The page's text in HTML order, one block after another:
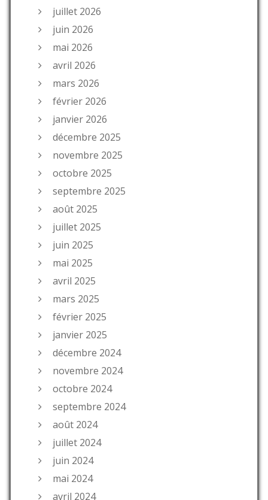
juillet 2026
juin 2026
mai 2026
avril 2026
mars 2026
février 2026
janvier 2026
décembre 2025
novembre 2025
octobre 2025
septembre 2025
août 2025
juillet 2025
juin 2025
mai 2025
avril 2025
mars 2025
février 2025
janvier 2025
décembre 2024
novembre 2024
octobre 2024
septembre 2024
août 2024
juillet 2024
juin 2024
mai 2024
avril 2024